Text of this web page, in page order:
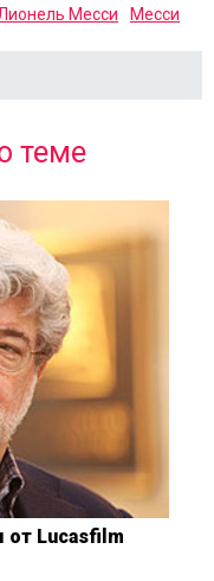
Месси Месси
теме
Lucasfilm